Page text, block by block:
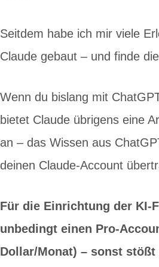
Seitdem habe ich mir viele
Claude gebaut – und finde
Wenn du bislang mit
bietet Claude übrigens eine
an – das Wissen aus
deinen Claude-Account
Für die Einrichtung der KI-
unbedingt einen Pro-
Dollar/Monat) – sonst